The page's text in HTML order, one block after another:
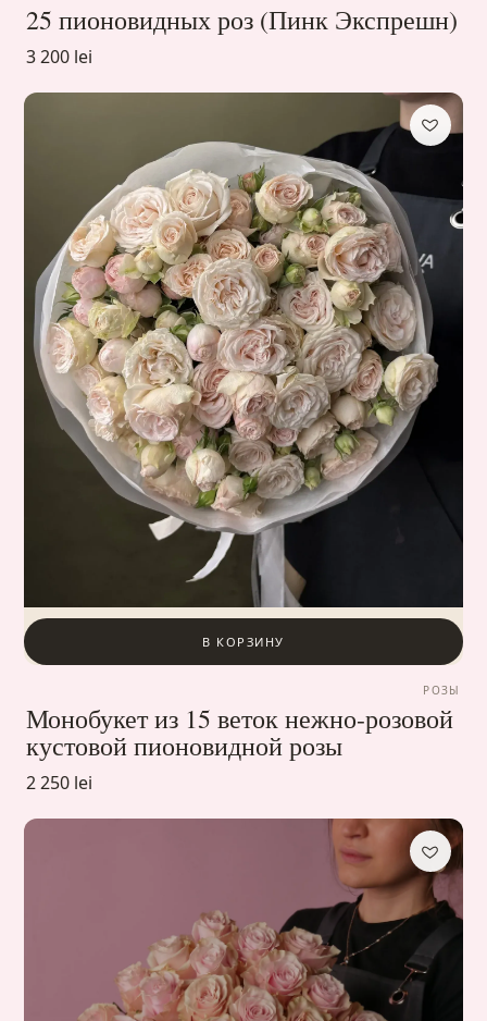
25 пионовидных роз (Пинк Экспрешн)
3 200 lei
В КОРЗИНУ
РОЗЫ
Монобукет из 15 веток нежно-розовой
кустовой пионовидной розы
2 250 lei